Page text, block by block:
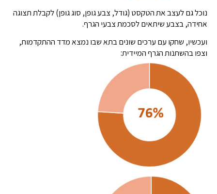
נוכל גם לעצב את הטקסט (גודל, צבע גופן, סוג גופן) לקבלת תצוגה
אחידה, בצבע שיתאים לסכמת צבעי הגרף.
ועכשיו, שחקו עם ערכים שונים בתא שבו נמצא מדד ההתקדמות,
וצפו בהשתנות הגרף המיידית: